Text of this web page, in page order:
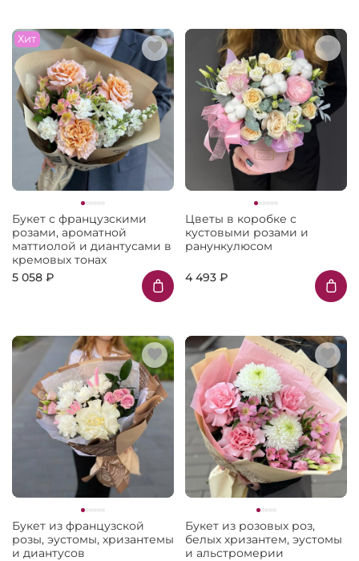
Хит
Букет с французскими
розами, ароматной
маттиолой и диантусами в
кремовых тонах
5 058 ₽
Цветы в коробке с
кустовыми розами и
ранункулюсом
4 493 ₽
Букет из французской
розы, эустомы, хризантемы
и диантусов
Букет из розовых роз,
белых хризантем, эустомы
и альстромерии